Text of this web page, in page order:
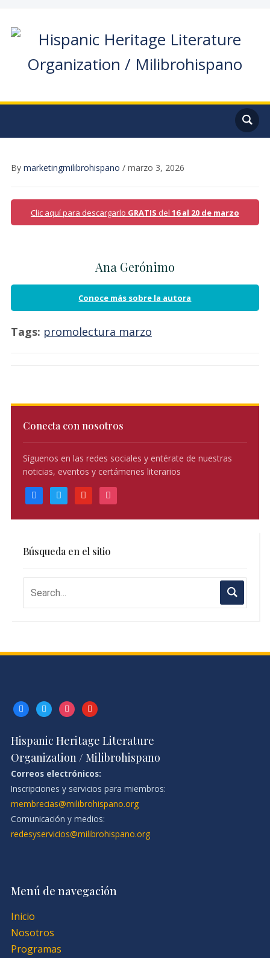
Conecta con nosotros
Síguenos en las redes sociales y entérate de nuestras
noticias, eventos y certámenes literarios
facebooktwitter youtube instagram
Búsqueda en el sitio
By marketingmilibrohispano / marzo 3, 2026
Clic aquí para descargarlo GRATIS del 16 al 20 de marzo
Ana Gerónimo
Conoce más sobre la autora
Tags: promolectura marzo
facebooktwitterinstagramyoutube
Hispanic Heritage Literature
Organization / Milibrohispano
Correos electrónicos:
Inscripciones y servicios para miembros:
membrecias@milibrohispano.org
Comunicación y medios:
redesyservicios@milibrohispano.org
Menú de navegación
Inicio
Nosotros
Programas